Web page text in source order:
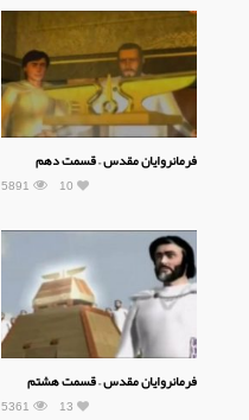
فرمانروایان مقدس – قسمت دهم
5891 10
فرمانروایان مقدس – قسمت هشتم
5361 13